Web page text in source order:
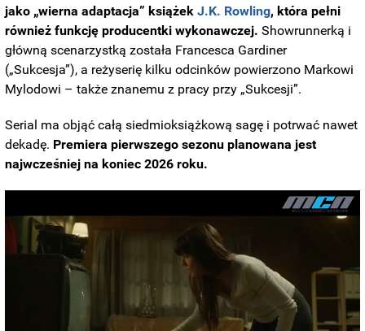
jako „wierna adaptacja” książekJ.K. Rowling, która pełni
również funkcję producentki wykonawczej.Showrunnerką i
główną scenarzystką została Francesca Gardiner
(„Sukcesja”), a reżyserię kilku odcinków powierzono Markowi
Mylodowi – także znanemu z pracy przy „Sukcesji”.
Serial ma objąć całą siedmioksiążkową sagę i potrwać nawet
dekadę. Premiera pierwszego sezonu planowana jest
najwcześniej na koniec 2026 roku.